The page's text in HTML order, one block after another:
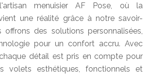
menuisier AF Pose, où la
une réalité grâce à notre savoir-
offrons des solutions personnalisées,
pour un confort accru. Avec
détail est pris en compte pour
volets esthétiques, fonctionnels et